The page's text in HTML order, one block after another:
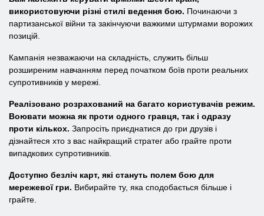
використовуючи різні стилі ведення бою. Починаючи з
партизанської війни та закінчуючи важкими штурмами ворожих
позицій.
Кампанія незважаючи на складність, служить більш
розширеним навчанням перед початком боїв проти реальних
супротивників у мережі.
Реалізовано розрахований на багато користувачів режим.
Воювати можна як проти одного гравця, так і одразу
проти кількох. Запросіть приєднатися до гри друзів і
дізнайтеся хто з вас найкращий стратег або грайте проти
випадкових супротивників.
Доступно безліч карт, які стануть полем бою для
мережевої гри. Вибирайте ту, яка сподобається більше і
грайте.